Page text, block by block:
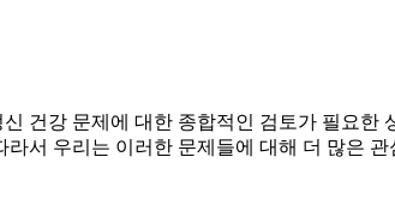
건강 문제에 대한 종합적인 검토가 필요한
서 우리는 이러한 문제들에 대해 더 많은